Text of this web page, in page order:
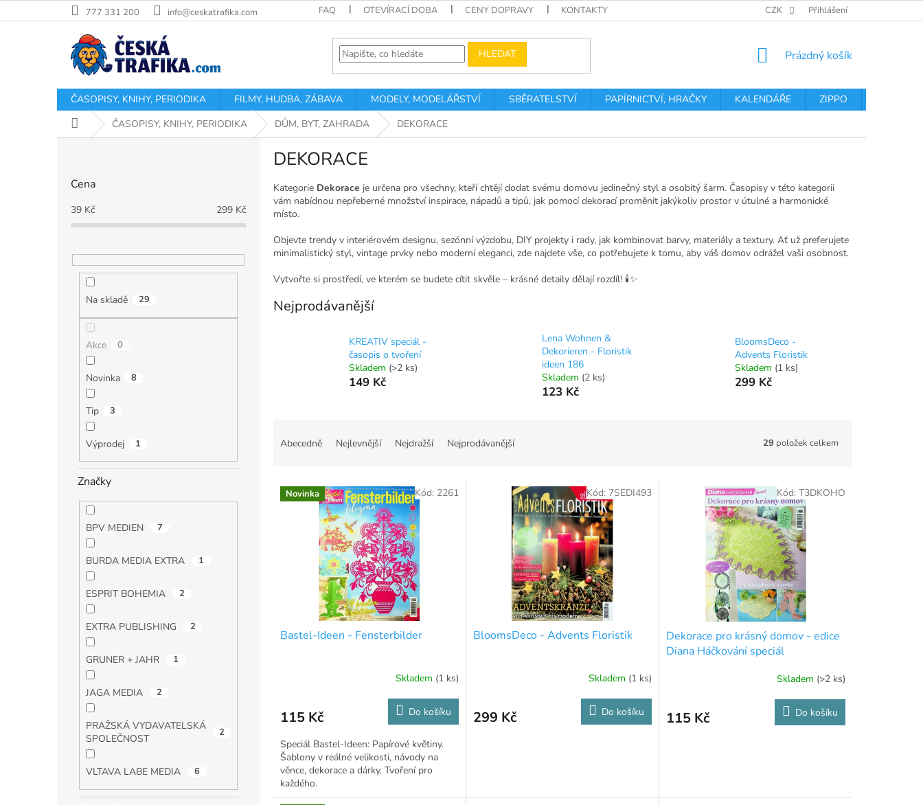
na
777 331 200 info@ceskatrafika.com FAQ OTEVÍRACÍ DOBA CENY DOPRAVY KONTAKTY PODMÍNKY OCHRANY OSOBNÍCH
CZK Přihlášení
HLEDAT
NÁKUPNÍ
Prázdný košík
ČASOPISY, KNIHY, PERIODIKA FILMY, HUDBA, ZÁBAVA MODELY, MODELÁŘSTVÍ SBĚRATELSTVÍ PAPÍRNICTVÍ, HRAČKY KALENDÁŘE ZIPPO
Domů ČASOPISY, KNIHY, PERIODIKA DŮM, BYT, ZAHRADA DEKORACE
Cena
39 Kč 299 Kč
Na skladě 29
Akce 0
Novinka 8
Tip 3
Výprodej 1
Značky
BPV MEDIEN 7
BURDA MEDIA EXTRA 1
ESPRIT BOHEMIA 2
EXTRA PUBLISHING 2
GRUNER + JAHR 1
JAGA MEDIA 2
PRAŽSKÁ VYDAVATELSKÁ
SPOLEČNOST
2
VLTAVA LABE MEDIA 6
DEKORACE
Kategorie Dekorace je určena pro všechny, kteří chtějí dodat svému domovu jedinečný styl a osobitý šarm. Časopisy v této kategorii
vám nabídnou nepřeberné množství inspirace, nápadů a tipů, jak pomocí dekorací proměnit jakýkoliv prostor v útulné a harmonické
místo.
Objevte trendy v interiérovém designu, sezónní výzdobu, DIY projekty i rady, jak kombinovat barvy, materiály a textury. Ať už preferujete
minimalistický styl, vintage prvky nebo moderní eleganci, zde najdete vše, co potřebujete k tomu, aby váš domov odrážel vaši osobnost.
Vytvořte si prostředí, ve kterém se budete cítit skvěle – krásné detaily dělají rozdíl! 🕯️✨
Nejprodávanější
KREATIV speciál -
časopis o tvoření
Skladem (>2 ks)
149 Kč
Lena Wohnen &
Dekorieren - Floristik
ideen 186
Skladem (2 ks)
123 Kč
BloomsDeco -
Advents Floristik
Skladem (1 ks)
299 Kč
Abecedně Nejlevnější Nejdražší Nejprodávanější 29 položek celkem
V Novinka
Bastel-Ideen - Fensterbilder
Skladem (1 ks)
115 Kč Do košíku
Speciál Bastel-Ideen: Papírové květiny.
Šablony v reálné velikosti, návody na
věnce, dekorace a dárky. Tvoření pro
každého.
Kód: 2261
BloomsDeco - Advents Floristik
Skladem (1 ks)
299 Kč Do košíku
Kód: 7SEDI493
Dekorace pro krásný domov - edice
Diana Háčkování speciál
Skladem (>2 ks)
115 Kč Do košíku
Kód: T3DKOHO